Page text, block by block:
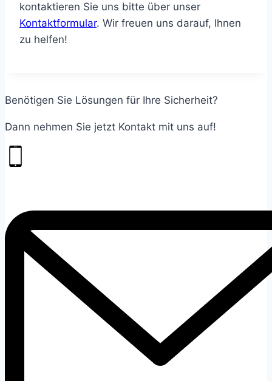
kontaktieren Sie uns bitte über unser
Kontaktformular. Wir freuen uns darauf, Ihnen
zu helfen!
Benötigen Sie Lösungen für Ihre Sicherheit?
Dann nehmen Sie jetzt Kontakt mit uns auf!